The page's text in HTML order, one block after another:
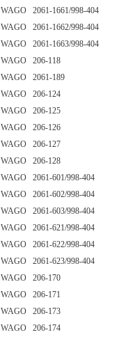
WAGO 2061-1661/998-404
WAGO 2061-1662/998-404
WAGO 2061-1663/998-404
WAGO 206-118
WAGO 2061-189
WAGO 206-124
WAGO 206-125
WAGO 206-126
WAGO 206-127
WAGO 206-128
WAGO 2061-601/998-404
WAGO 2061-602/998-404
WAGO 2061-603/998-404
WAGO 2061-621/998-404
WAGO 2061-622/998-404
WAGO 2061-623/998-404
WAGO 206-170
WAGO 206-171
WAGO 206-173
WAGO 206-174